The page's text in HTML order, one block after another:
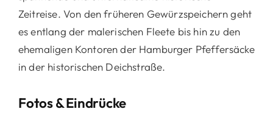
Zeitreise. Von den früheren Gewürzspeichern geht
es entlang der malerischen Fleete bis hin zu den
ehemaligen Kontoren der Hamburger Pfeffersäcke
in der historischen Deichstraße.
Fotos & Eindrücke